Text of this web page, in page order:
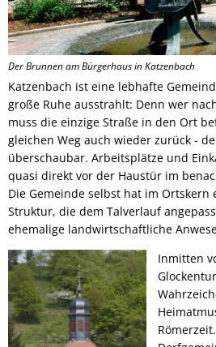
Der Brunnen am Bürgerhaus in Katzenbach
Katzenbach ist eine lebhafte
große Ruhe ausstrahlt: Denn wer
muss die einzige Straße in den Ort
gleichen Weg auch wieder zurück -
überschaubar. Arbeitsplätze und
quasi direkt vor der Haustür im
Die Gemeinde selbst hat im Ortskern
Struktur, die dem Talverlauf
ehemalige landwirtschaftliche
Inmitten